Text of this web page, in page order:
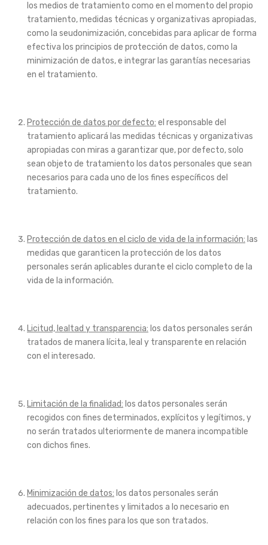
los medios de tratamiento como en el momento del propio
tratamiento, medidas técnicas y organizativas apropiadas,
como la seudonimización, concebidas para aplicar de forma
efectiva los principios de protección de datos, como la
minimización de datos, e integrar las garantías necesarias
en el tratamiento.
Protección de datos por defecto: el responsable del
tratamiento aplicará las medidas técnicas y organizativas
apropiadas con miras a garantizar que, por defecto, solo
sean objeto de tratamiento los datos personales que sean
necesarios para cada uno de los fines específicos del
tratamiento.
Protección de datos en el ciclo de vida de la información: las
medidas que garanticen la protección de los datos
personales serán aplicables durante el ciclo completo de la
vida de la información.
Licitud, lealtad y transparencia: los datos personales serán
tratados de manera lícita, leal y transparente en relación
con el interesado.
Limitación de la finalidad: los datos personales serán
recogidos con fines determinados, explícitos y legítimos, y
no serán tratados ulteriormente de manera incompatible
con dichos fines.
Minimización de datos: los datos personales serán
adecuados, pertinentes y limitados a lo necesario en
relación con los fines para los que son tratados.